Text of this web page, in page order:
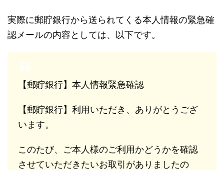
実際に郵貯銀行から送られてくる本人情報の緊急確
認メールの内容としては、以下です。
【郵貯銀行】本人情報緊急確認
【郵貯銀行】利用いただき、ありがとうござ
います。
このたび、ご本人様のご利用かどうかを確認
させていただきたいお取引がありましたの